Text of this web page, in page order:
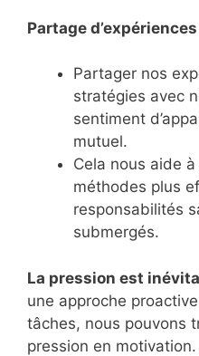
Partage
Partager nos
stratégies avec
sentiment
mutuel.
Cela nous aide
méthodes plus
responsabilités
submergés.
La pression est
une approche
tâches, nous pouvons
pression en